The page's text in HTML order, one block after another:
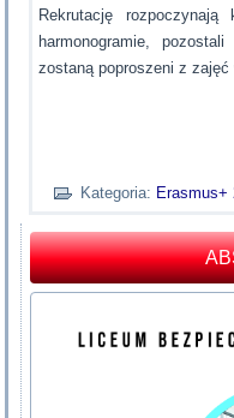
Rekrutację
harmonogramie,
zostaną poproszeni z
Kategoria: Erasmus+